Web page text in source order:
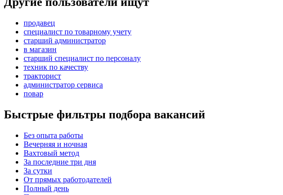
продавец
специалист по товарному учету
старший администратор
в магазин
старший специалист по персоналу
техник по качеству
тракторист
администратор сервиса
повар
Быстрые фильтры подбора вакансий
Без опыта работы
Вечерняя и ночная
Вахтовый метод
За последние три дня
За сутки
От прямых работодателей
Полный день